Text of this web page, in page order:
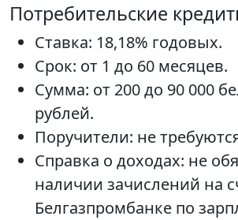
Потребительские
Ставка: 18,18% годовых.
Срок: от 1 до 60 месяцев.
Сумма: от 200 до 90 000
рублей.
Поручители: не
Справка о доходах: не
наличии зачислений на
Белгазпромбанке по